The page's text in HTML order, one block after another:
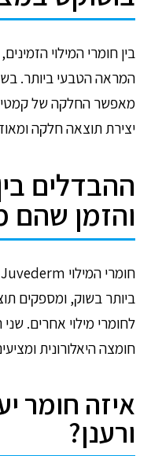
המראה הטבעי ביותר.
מאפשר החלקה של קמטים
יצירת תוצאה חלקה
ההבדלים
והזמן שהם
ביותר בשוק, ומספקים
לחומרי מילוי אחרים.
חומצה היאלורונית
איזה חומר
ורענן?